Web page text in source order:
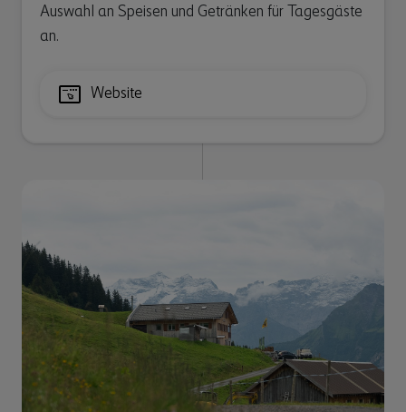
Auswahl an Speisen und Getränken für Tagesgäste
an.
Website